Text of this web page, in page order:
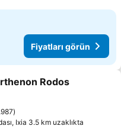
Fiyatları görün
ekle
Rodos
Ixia 3.5 km uzaklıkta